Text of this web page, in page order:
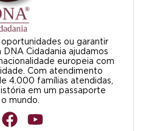
ou garantir
DNA Cidadania ajudamos
europeia com
Com atendimento
4.000 famílias atendidas,
em um passaporte
mundo.